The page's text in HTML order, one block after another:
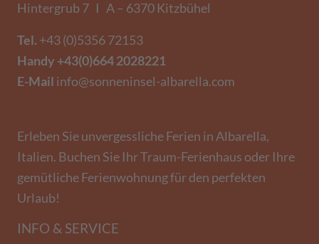
Hintergrub 7 I A – 6370 Kitzbühel
Tel. +43 (0)5356 72153
Handy +43(0)664 2028221
E-Mail info@sonneninsel-albarella.com
Erleben Sie unvergessliche Ferien in Albarella,
Italien. Buchen Sie Ihr Traum-Ferienhaus oder Ihre
gemütliche Ferienwohnung für den perfekten
Urlaub!
INFO & SERVICE